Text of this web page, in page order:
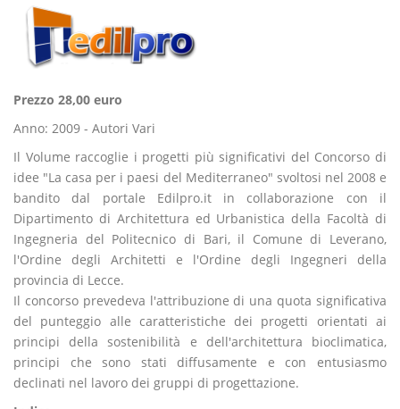
Prezzo 28,00 euro
Anno: 2009 - Autori Vari
Il Volume raccoglie i progetti più significativi del Concorso di
idee "La casa per i paesi del Mediterraneo" svoltosi nel 2008 e
bandito dal portale Edilpro.it in collaborazione con il
Dipartimento di Architettura ed Urbanistica della Facoltà di
Ingegneria del Politecnico di Bari, il Comune di Leverano,
l'Ordine degli Architetti e l'Ordine degli Ingegneri della
provincia di Lecce.
Il concorso prevedeva l'attribuzione di una quota significativa
del punteggio alle caratteristiche dei progetti orientati ai
principi della sostenibilità e dell'architettura bioclimatica,
principi che sono stati diffusamente e con entusiasmo
declinati nel lavoro dei gruppi di progettazione.